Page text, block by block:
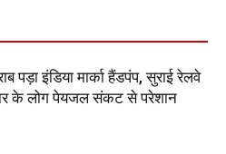
पड़ा इंडिया मार्का हैंडपंप, सुराई रेलवे
के लोग पेयजल संकट से परेशान